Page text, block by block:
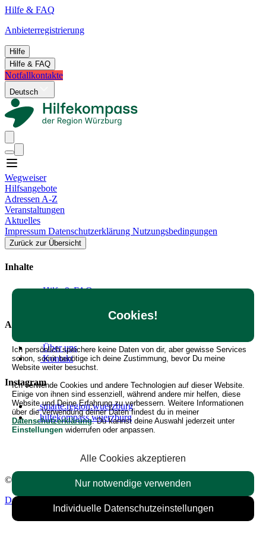
Hilfe & FAQ
Anbieterregistrierung
Hilfe
Hilfe & FAQ
Notfallkontakte
Deutsch
Wegweiser
Hilfsangebote
Adressen A-Z
Veranstaltungen
Aktuelles
Impressum Datenschutzerklärung Nutzungsbedingungen
Cookies!
Ich persönlich speichere keine Daten von dir, aber gewisse Services
schon, somit benötige ich deine Zustimmung, bevor Du meine
Website weiter besuchst.
Ich verwende Cookies und andere Technologien auf dieser Website.
Einige von ihnen sind essenziell, während andere mir helfen, diese
Website und Deine Erfahrung zu verbessern. Weitere Informationen
über die Verwendung deiner Daten findest du in meiner
Datenschutzerklärung. Du kannst deine Auswahl jederzeit unter
Einstellungen widerrufen oder anpassen.
Alle Cookies akzeptieren
Nur notwendige verwenden
Individuelle Datenschutzeinstellungen
Zurück zur Übersicht
Inhalte
Hilfe & FAQ
Allgemein
Über uns
Kontakt
Instagram
smarte.region.wuerzburg
hilfekompass.wuerzburg
© 2026 Hilfekompass Region Würzburg.Alle Rechte vorbehalten.
Datenschutzerklärung